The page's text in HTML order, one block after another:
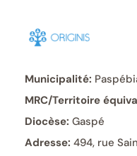
Skip
content
Municipalité:
MRC/Territoire
Diocèse: Gaspé
Adresse: 494, rue